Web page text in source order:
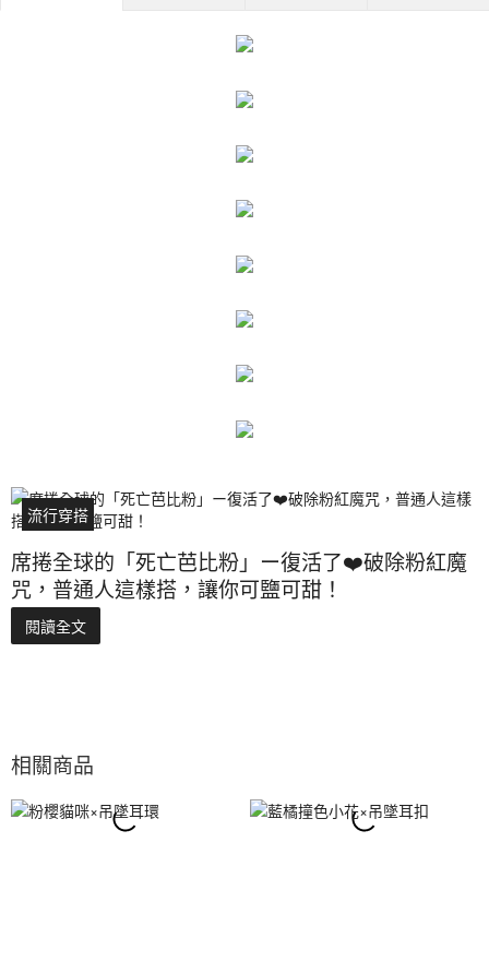
流行穿搭
席捲全球的「死亡芭比粉」ー復活了❤️破除粉紅魔
咒，普通人這樣搭，讓你可鹽可甜！
閱讀全文
相關商品